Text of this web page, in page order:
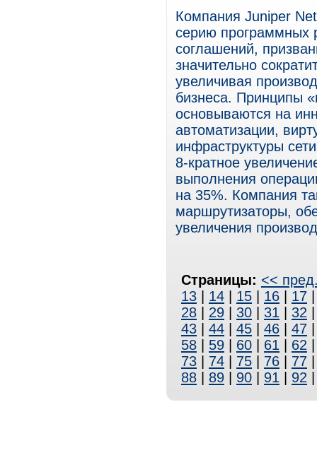
Компания Juniper
серию программных
соглашений,
значительно
увеличивая
бизнеса. Принципы
основываются на
автоматизации,
инфраструктуры
8-кратное
выполнения
на 35%. Компания
маршрутизаторы,
увеличения
Страницы: <<
13
14 15 16 17
28
29 30 31 32
43
44 45 46 47
58
59 60 61 62
73
74 75 76 77
88
89 90 91 92